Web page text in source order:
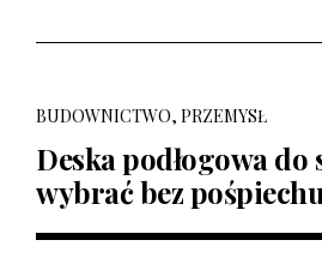
BUDOWNICTWO, PRZEMYSŁ
Deska podłogowa do
wybrać bez pośpiechu